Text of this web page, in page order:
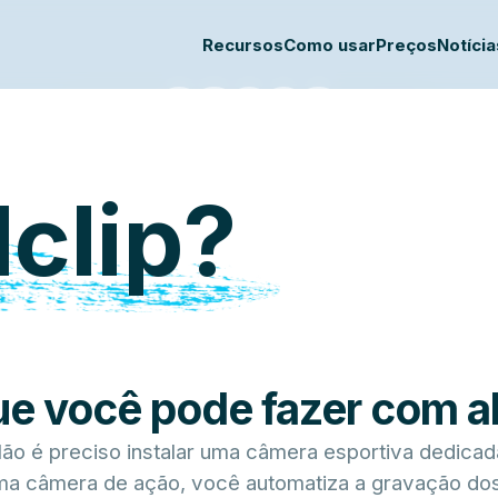
RecursosComo usarPreços
você pode fazer com
é preciso instalar uma câmera esportiva
câmera de ação, você automatiza a gravação